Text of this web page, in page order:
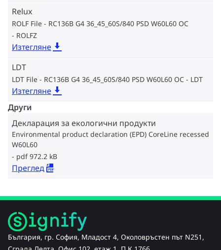
Relux
ROLF File - RC136B G4 36_45_60S/840 PSD W60L60 OC
ROLFZ
Изтегляне
LDT
LDT File - RC136B G4 36_45_60S/840 PSD W60L60 OC LDT
Изтегляне
Други
Декларация за екологични продукти
Environmental product declaration (EPD) CoreLine recessed
W60L60
pdf 972.2 kB
Преглед
България, гр. София, Младост 4, Околовръстен път N251,